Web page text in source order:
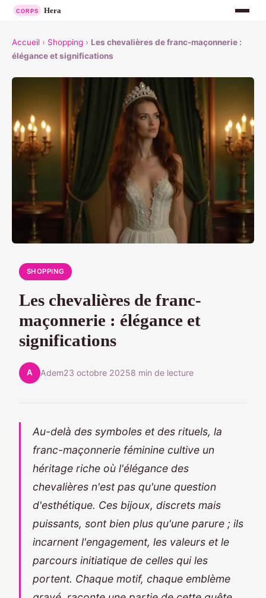
Accueil › Shopping › Les chevalières de franc-maçonnerie :
élégance et significations
SHOPPING
Les chevalières de franc-
maçonnerie : élégance et
significations
A Adem23 octobre 20258 min de lecture
Au-delà des symboles et des rituels, la
franc-maçonnerie féminine cultive un
héritage riche où l'élégance des
chevalières n'est pas qu'une question
d'esthétique. Ces bijoux, discrets mais
puissants, sont bien plus qu'une parure ; ils
incarnent l'engagement, les valeurs et le
parcours initiatique de celles qui les
portent. Chaque motif, chaque emblème